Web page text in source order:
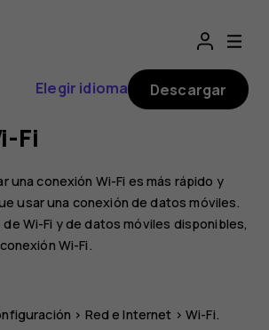
Elegir idioma Descargar
Fi
una conexión Wi-Fi es más rápido y
usar una conexión de datos móviles.
Wi-Fi y de datos móviles disponibles,
Wi-Fi.
> Red e Internet > Wi-Fi.